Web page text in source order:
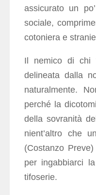
assicurato un
sociale,
cotoniera e
Il nemico di chi
delineata dalla
naturalmente.
perché la
della sovranità
nient’altro che
(Costanzo
per ingabbiarci
tifoserie.